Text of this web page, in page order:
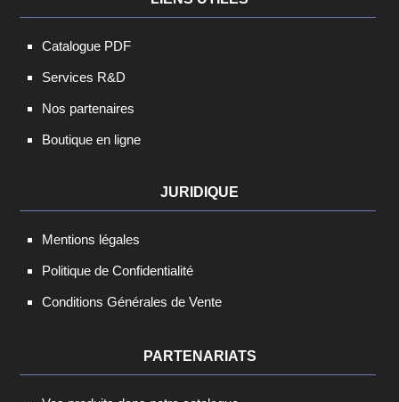
Catalogue PDF
Services R&D
Nos partenaires
Boutique en ligne
JURIDIQUE
Mentions légales
Politique de Confidentialité
Conditions Générales de Vente
PARTENARIATS